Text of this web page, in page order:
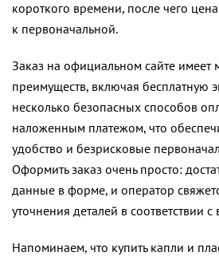
короткого времени, после чего
к первоначальной.
Заказ на официальном сайте имеет
преимуществ, включая бесплатную
несколько безопасных способов
наложенным платежом, что
удобство и безрисковые
Оформить заказ очень просто:
данные в форме, и оператор
уточнения деталей в соответствии
Напоминаем, что купить капли и